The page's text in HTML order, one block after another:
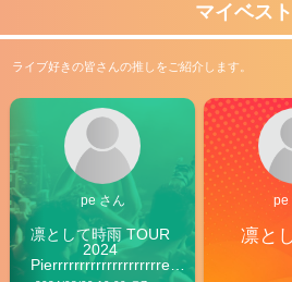
マイベスト
ライブ好きの皆さんの推しをご紹介します。
pe さん
凛として時雨 TOUR
2024
Pierrrrrrrrrrrrrrrrrrrre
pe
凛と